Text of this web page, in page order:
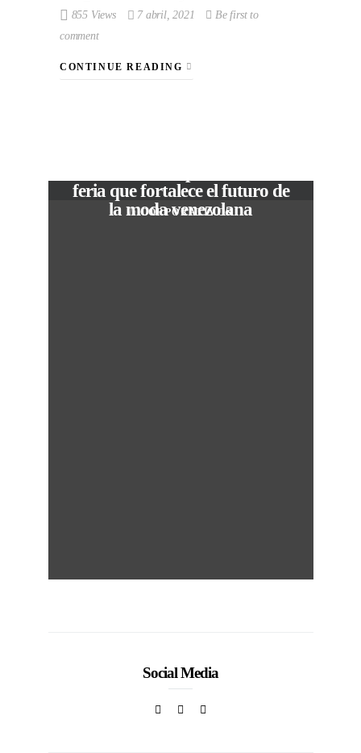
855 Views 7 abril, 2021
Be first to
comment
CONTINUE READING
In CORPORATIVOS
feria que fortalece el futuro de
la moda venezolana
Social Media